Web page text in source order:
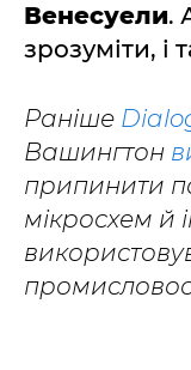
Венесуели.
зрозуміти, і
Раніше
Вашингтон
припинити
мікросхем й